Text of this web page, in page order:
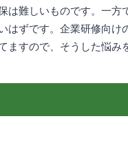
は難しいものです。一
はずです。企業研修向
すので、そうした悩み